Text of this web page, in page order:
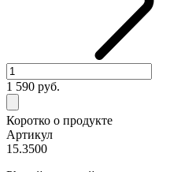
1 590 руб.
Коротко о продукте
Артикул
15.3500